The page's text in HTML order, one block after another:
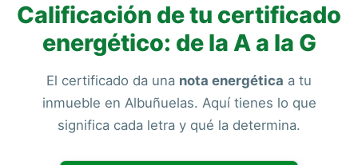
Calificación de tu certificado
energético: de la A a la G
El certificado da una nota energética a tu
inmueble en Albuñuelas. Aquí tienes lo que
significa cada letra y qué la determina.